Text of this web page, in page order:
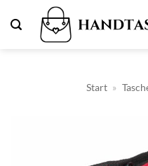
Inhalt
Start »